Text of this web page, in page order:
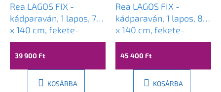
Rea LAGOS FIX -
kádparaván, 1 lapos, 70
x 140 cm, fekete-
átlátszó, REA-K7689
39 900 Ft
KOSÁRBA
Rea LAGOS FIX -
kádparaván, 1 lapos, 80
x 140 cm, fekete-
átlátszó, REA-K7390
45 400 Ft
KOSÁRBA